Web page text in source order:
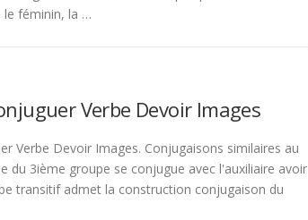
le féminin, la …
Verbe Devoir Images
Verbe Devoir Images. Conjugaisons similaires au
du 3ième groupe se conjugue avec l'auxiliaire avoir
transitif admet la construction conjugaison du